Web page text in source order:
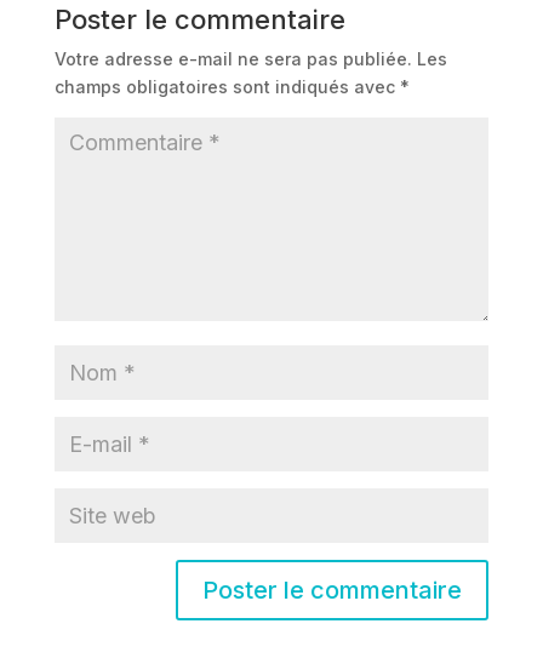
Poster le commentaire
Votre adresse e-mail ne sera pas publiée. Les
champs obligatoires sont indiqués avec *